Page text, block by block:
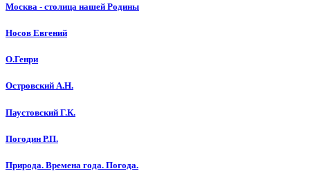
Москва - столица нашей Родины
Носов Евгений
О.Генри
Островский А.Н.
Паустовский Г.К.
Погодин Р.П.
Природа. Времена года. Погода.